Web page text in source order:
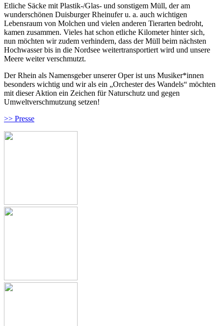
Etliche Säcke mit Plastik-/Glas- und sonstigem Müll, der am
wunderschönen Duisburger Rheinufer u. a. auch wichtigen
Lebensraum von Molchen und vielen anderen Tierarten bedroht,
kamen zusammen. Vieles hat schon etliche Kilometer hinter sich,
nun möchten wir zudem verhindern, dass der Müll beim nächsten
Hochwasser bis in die Nordsee weitertransportiert wird und unsere
Meere weiter verschmutzt.
Der Rhein als Namensgeber unserer Oper ist uns Musiker*innen
besonders wichtig und wir als ein „Orchester des Wandels“ möchten
mit dieser Aktion ein Zeichen für Naturschutz und gegen
Umweltverschmutzung setzen!
>> Presse